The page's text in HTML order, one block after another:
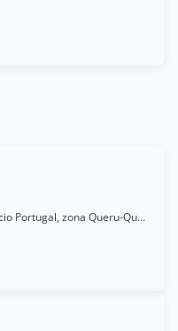
Av. Melchor Urquidi No. 1760 Edificio Portugal, zona Queru-Queru, ciudad de Cochabamba., Departamento de Cochabamba